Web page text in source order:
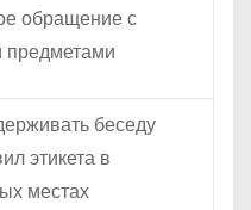
обращение с
предметами
беседу
этикета в
местах